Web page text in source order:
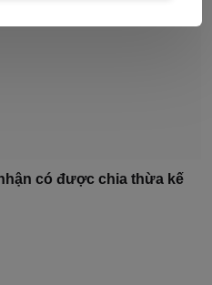
có được chia thừa kế